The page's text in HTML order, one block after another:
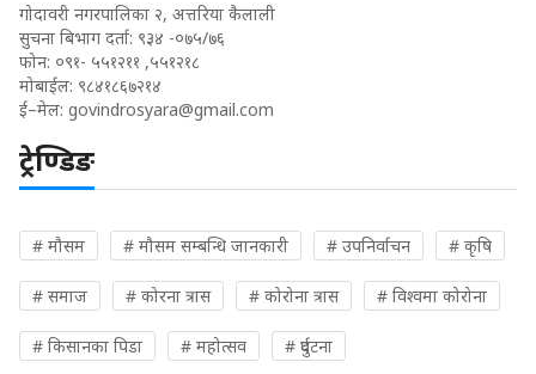
गोदावरी नगरपालिका २, अत्तरिया कैलाली
सुचना बिभाग दर्ता: ९३४ -०७५/७६
फोन: ०९१- ५५१२११ ,५५१२१८
मोबाईल: ९८४१८६७२१४
ई–मेल: govindrosyara@gmail.com
ट्रेण्डिङ
# मौसम # मौसम सम्बन्धि जानकारी # उपनिर्वाचन # कृषि
# समाज # कोरना त्रास # कोरोना त्रास # विश्वमा कोरोना
# किसानका पिडा # महोत्सव # दुर्घटना